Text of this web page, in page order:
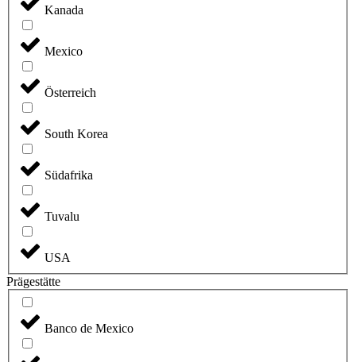
Kanada
Mexico
Österreich
South Korea
Südafrika
Tuvalu
USA
Prägestätte
Banco de Mexico